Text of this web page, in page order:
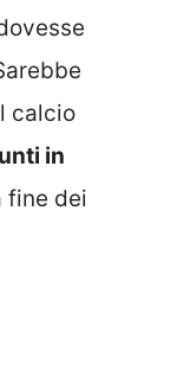
calcio
in
fine dei